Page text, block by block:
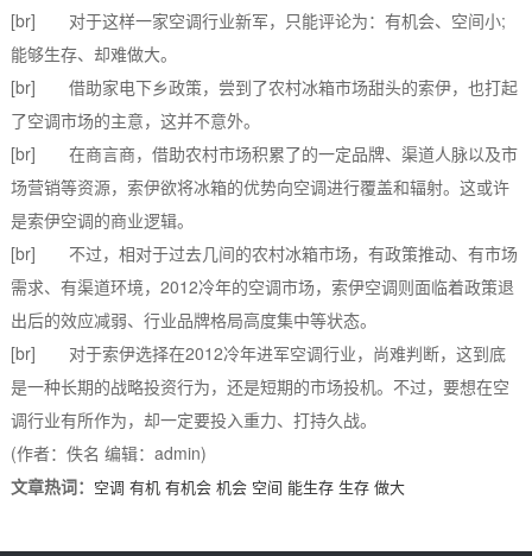
[br] 对于这样一家空调行业新军，只能评论为：有机会、空间小;
能够生存、却难做大。
[br] 借助家电下乡政策，尝到了农村冰箱市场甜头的索伊，也打起
了空调市场的主意，这并不意外。
[br] 在商言商，借助农村市场积累了的一定品牌、渠道人脉以及市
场营销等资源，索伊欲将冰箱的优势向空调进行覆盖和辐射。这或许
是索伊空调的商业逻辑。
[br] 不过，相对于过去几间的农村冰箱市场，有政策推动、有市场
需求、有渠道环境，2012冷年的空调市场，索伊空调则面临着政策退
出后的效应减弱、行业品牌格局高度集中等状态。
[br] 对于索伊选择在2012冷年进军空调行业，尚难判断，这到底
是一种长期的战略投资行为，还是短期的市场投机。不过，要想在空
调行业有所作为，却一定要投入重力、打持久战。
(作者：佚名 编辑：admin)
文章热词： 空调 有机 有机会 机会 空间 能生存 生存 做大